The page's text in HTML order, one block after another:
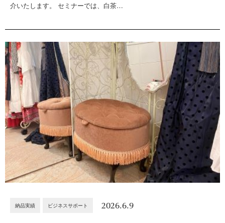
介いたします。 セミナーでは、白茶…
納品実績 ビジネスサポート 2026.6.9